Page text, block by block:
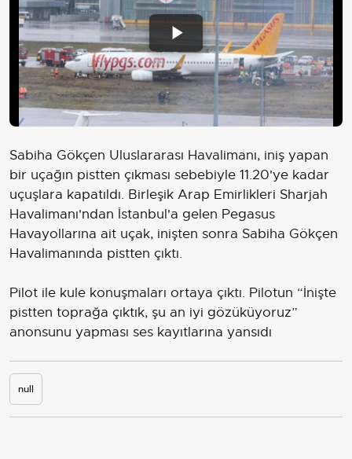
Play
Video
Sabiha Gökçen Uluslararası Havalimanı, iniş yapan
bir uçağın pistten çıkması sebebiyle 11.20'ye kadar
uçuşlara kapatıldı. Birleşik Arap Emirlikleri Sharjah
Havalimanı'ndan İstanbul'a gelen Pegasus
Havayollarına ait uçak, inişten sonra Sabiha Gökçen
Havalimanında pistten çıktı.
Pilot ile kule konuşmaları ortaya çıktı. Pilotun “İnişte
pistten toprağa çıktık, şu an iyi gözüküyoruz”
anonsunu yapması ses kayıtlarına yansıdı
null